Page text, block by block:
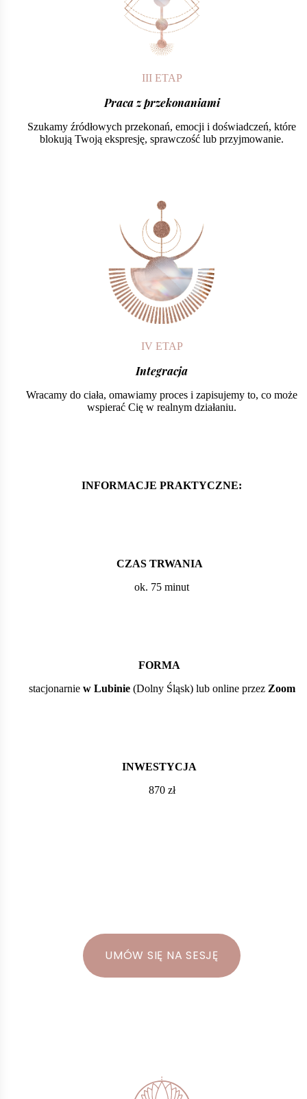
III ETAP
Praca z przekonaniami
Szukamy źródłowych przekonań, emocji i doświadczeń, które
blokują Twoją ekspresję, sprawczość lub przyjmowanie.
IV ETAP
Integracja
Wracamy do ciała, omawiamy proces i zapisujemy to, co może
wspierać Cię w realnym działaniu.
INFORMACJE PRAKTYCZNE:
CZAS TRWANIA
ok. 75 minut
FORMA
stacjonarnie w Lubinie(Dolny Śląsk) lub online przez Zoom
INWESTYCJA
870 zł
UMÓW SIĘ NA SESJĘ